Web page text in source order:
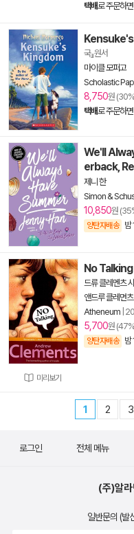
택배로 주문하면
국』원서
마이클 모퍼고
Scholastic
8,750원
택배로 주문하면
We'll
erback,
제니 한
Simon &
10,850원
양탄자배송 밤
미리보기
No
드류 클레멘츠
앤드루 클레먼츠
Atheneum
5,700원
양탄자배송 밤
1 2 3
로그인 전체 메뉴
(주)알
일반문의 (발